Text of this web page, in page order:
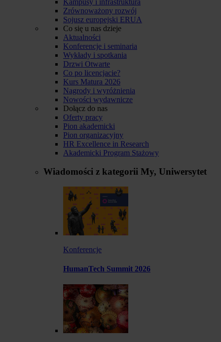
Zrównoważony rozwój
Sojusz europejski ERUA
Co się u nas dzieje
Aktualności
Konferencje i seminaria
Wykłady i spotkania
Drzwi Otwarte
Co po licencjacie?
Kurs Matura 2026
Nagrody i wyróżnienia
Nowości wydawnicze
Dołącz do nas
Oferty pracy
Pion akademicki
Pion organizacyjny
HR Excellence in Research
Akademicki Program Stażowy
Wiadomości z kategorii My, Uniwersytet
Konferencje
HumanTech Summit 2026